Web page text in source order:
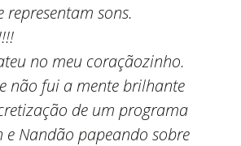
representam sons.
no meu coraçãozinho.
não fui a mente brilhante
de um programa
e Nandão papeando sobre